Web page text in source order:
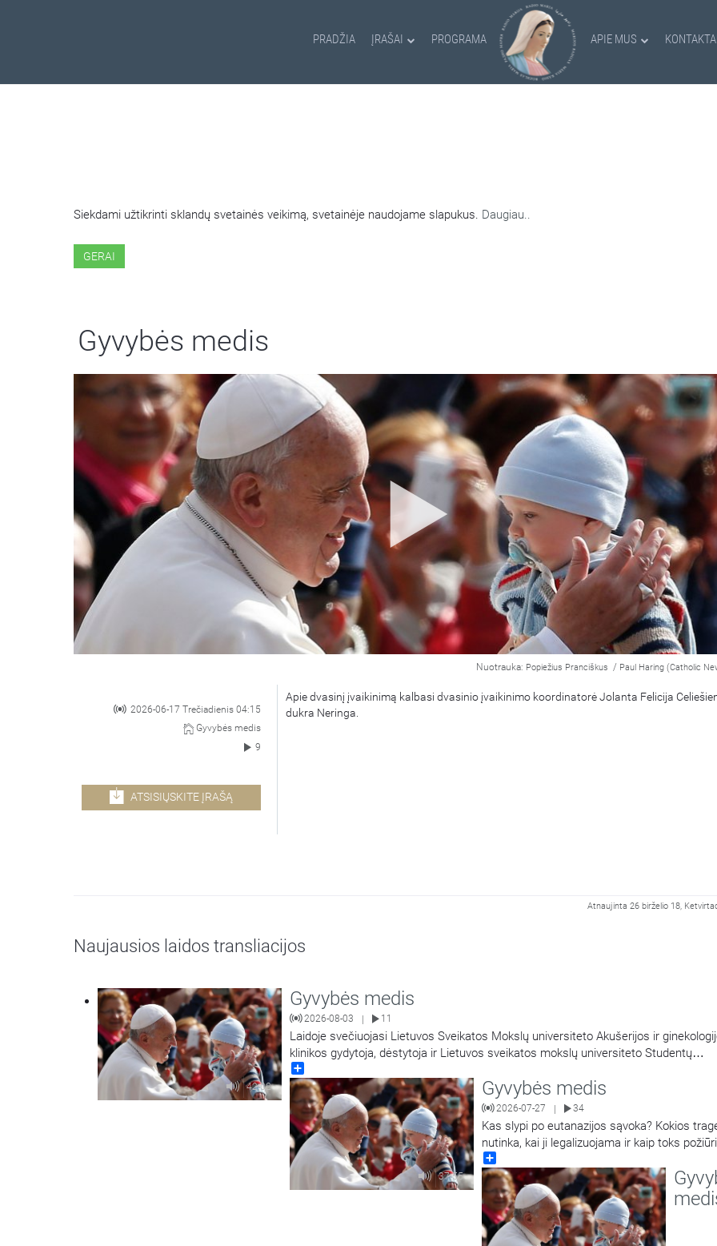
PRADŽIA ĮRAŠAI PROGRAMA APIE MUS
Siekdami užtikrinti sklandų svetainės veikimą, svetainėje naudojame slapukus. Daugiau..
GERAI
Gyvybės medis
Nuotrauka: Popiežius Pranciškus / Paul Haring (Catholic
2026-06-17 Trečiadienis 04:15
Gyvybės medis
9
ATSISIŲSKITE ĮRAŠĄ
Apie dvasinį įvaikinimą kalbasi dvasinio įvaikinimo koordinatorė Jolanta Felicija
dukra Neringa.
Atnaujinta 26 birželio 18,
Naujausios laidos transliacijos
42:02
Gyvybės medis
2026-08-03 | 11
Laidoje svečiuojasi Lietuvos Sveikatos Mokslų universiteto Akušerijos ir
klinikos gydytoja, dėstytoja ir Lietuvos sveikatos mokslų universiteto Studentų
dekanė docentė Laura Malakauskienė. Šioje laidoje pokalbis: Nuo medicinos ir
mokslų pasirinkimo iki anatomijos paslapčių ir moters sveikatos. Laidos vedėjas
sveikatos mokslų…
37:55
Gyvybės medis
2026-07-27 | 34
Kas slypi po eutanazijos sąvoka? Kokios
nutinka, kai ji legalizuojama ir kaip toks
visos visuomenės vertybes bei kasdienybę?
gydytojas, kunigas, bioetikos specialistas
Andrius Narbekovas. Laidą veda Regina